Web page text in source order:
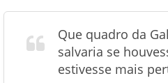
Que quadro da
salvaria se
estivesse mais